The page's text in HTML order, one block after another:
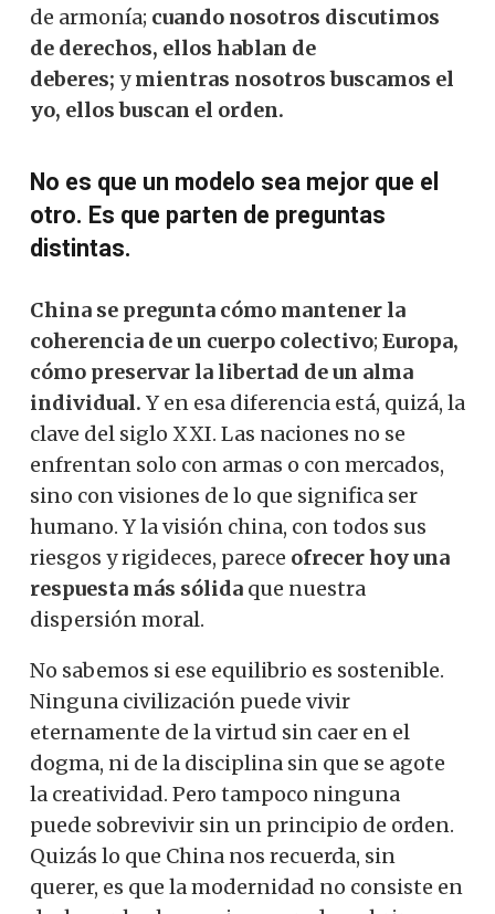
de armonía; cuando nosotros discutimos
de derechos, ellos hablan de
deberes; y mientras nosotros buscamos el
yo, ellos buscan el orden.
No es que un modelo sea mejor que el
otro. Es que parten de preguntas
distintas.
China se pregunta cómo mantener la
coherencia de un cuerpo colectivo; Europa,
cómo preservar la libertad de un alma
individual. Y en esa diferencia está, quizá, la
clave del siglo XXI. Las naciones no se
enfrentan solo con armas o con mercados,
sino con visiones de lo que significa ser
humano. Y la visión china, con todos sus
riesgos y rigideces, parece ofrecer hoy una
respuesta más sólida que nuestra
dispersión moral.
No sabemos si ese equilibrio es sostenible.
Ninguna civilización puede vivir
eternamente de la virtud sin caer en el
dogma, ni de la disciplina sin que se agote
la creatividad. Pero tampoco ninguna
puede sobrevivir sin un principio de orden.
Quizás lo que China nos recuerda, sin
querer, es que la modernidad no consiste en